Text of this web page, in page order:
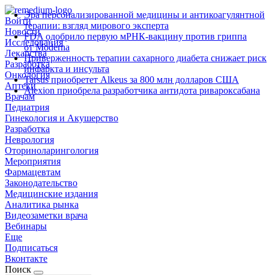
Войти
Новости
Исследования
Лекарства
Разработка
Онкология
Аптеки
Врачам
Педиатрия
Гинекология и Акушерство
Разработка
Неврология
Оториноларингология
Мероприятия
Фармацевтам
Законодательство
Медицинские издания
Аналитика рынка
Видеозаметки врача
Вебинары
Еще
Подписаться
Вконтакте
Поиск
Эра персонализированной медицины и антикоагулянтной
терапии: взгляд мирового эксперта
FDA одобрило первую мРНК‑вакцину против гриппа
от Moderna
Приверженность терапии сахарного диабета снижает риск
инфаркта и инсульта
Tarsus приобретет Alkeus за 800 млн долларов США
Alexion приобрела разработчика антидота ривароксабана